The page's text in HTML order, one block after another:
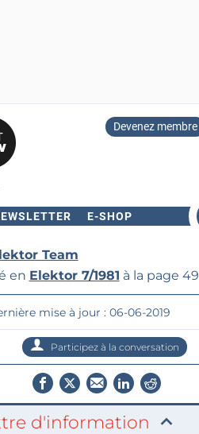
Devenez membre
E-SHOP
Team
en Elektor 7/1981 à la page 49
mise à jour : 06-06-2019
Participez à la conversation
d'information